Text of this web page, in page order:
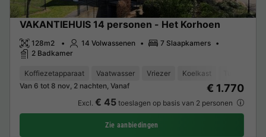
VAKANTIEHUIS 14 personen - Het Korhoen
128m2 14 Volwassenen
7 Slaapkamers
2 Badkamer
Koffiezetapparaat Vaatwasser Vriezer Koelkast
Van 6 tot 8 nov, 2 nachten, Vanaf
€ 1.770
Excl. € 45toeslagen op basis van 2 personen
Zie aanbiedingen